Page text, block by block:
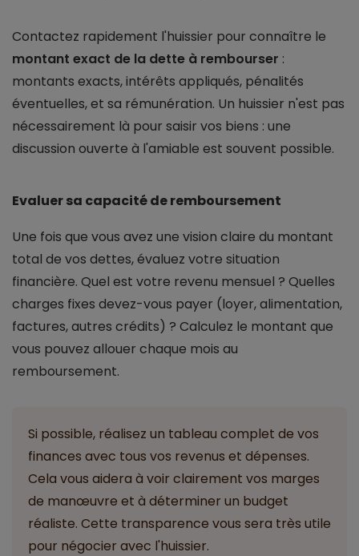
Contactez rapidement l'huissier pour connaître le
montant exact de la dette à rembourser :
montants exacts, intérêts appliqués, pénalités
éventuelles, et sa rémunération. Un huissier n'est pas
nécessairement là pour saisir vos biens : une
discussion ouverte à l'amiable est souvent possible.
Evaluer sa capacité de remboursement
Une fois que vous avez une vision claire du montant
total de vos dettes, évaluez votre situation
financière. Quel est votre revenu mensuel ? Quelles
charges fixes devez-vous payer (loyer, alimentation,
factures, autres crédits) ? Calculez le montant que
vous pouvez allouer chaque mois au
remboursement.
Si possible, réalisez un tableau complet de vos
finances avec tous vos revenus et dépenses.
Cela vous aidera à voir clairement vos marges
de manœuvre et à déterminer un budget
réaliste. Cette transparence vous sera très utile
pour négocier avec l'huissier.